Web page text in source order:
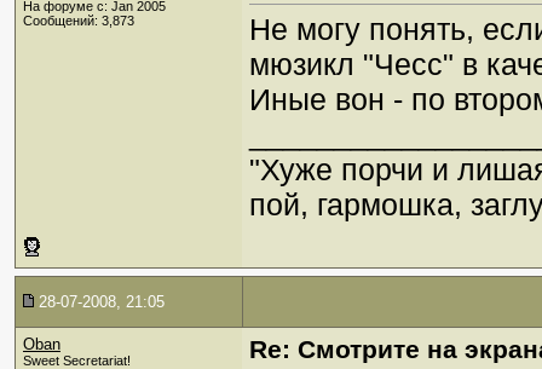
На форуме с: Jan 2005
Сообщений: 3,873
Не могу понять,
мюзикл "Чесс" в
Иные вон - по
"Хуже порчи и
пой, гармошка,
28-07-2008, 21:05
Oban
Sweet Secretariat!
Re: Смотрите на